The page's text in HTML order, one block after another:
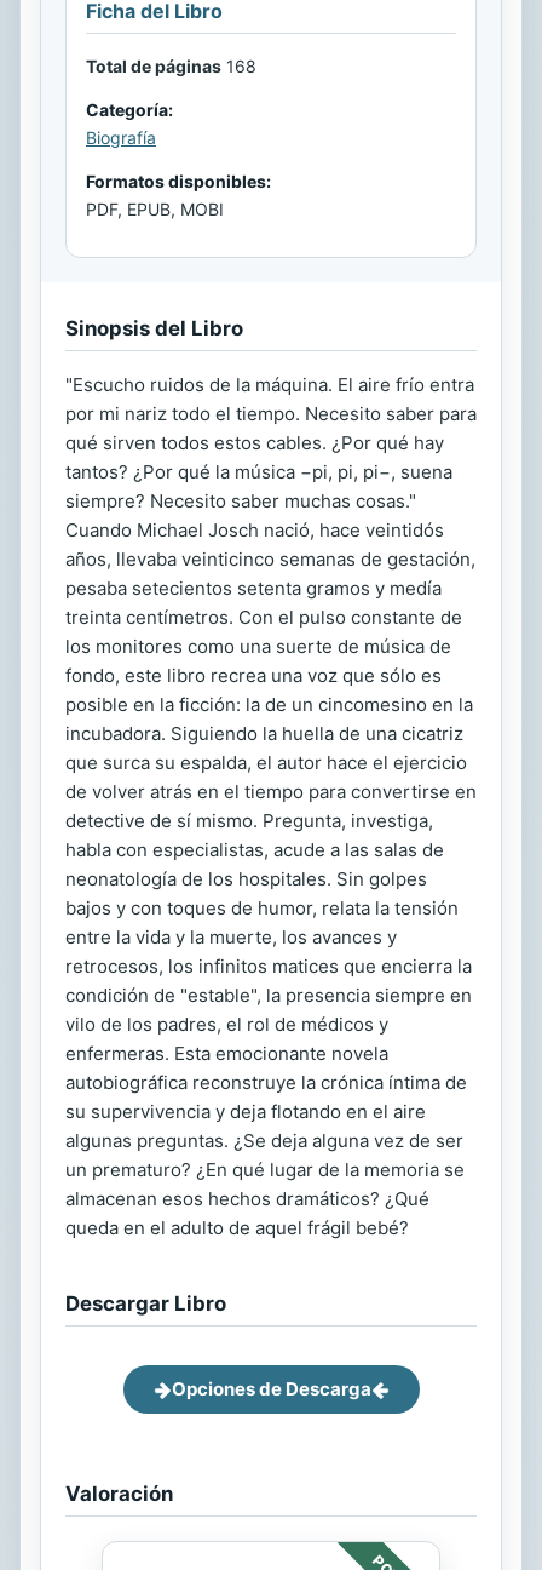
Ficha del Libro
Total de páginas 168
Categoría:
Biografía
Formatos disponibles:
PDF, EPUB, MOBI
Sinopsis del Libro
"Escucho ruidos de la máquina. El aire frío entra
por mi nariz todo el tiempo. Necesito saber para
qué sirven todos estos cables. ¿Por qué hay
tantos? ¿Por qué la música −pi, pi, pi−, suena
siempre? Necesito saber muchas cosas."
Cuando Michael Josch nació, hace veintidós
años, llevaba veinticinco semanas de gestación,
pesaba setecientos setenta gramos y medía
treinta centímetros. Con el pulso constante de
los monitores como una suerte de música de
fondo, este libro recrea una voz que sólo es
posible en la ficción: la de un cincomesino en la
incubadora. Siguiendo la huella de una cicatriz
que surca su espalda, el autor hace el ejercicio
de volver atrás en el tiempo para convertirse en
detective de sí mismo. Pregunta, investiga,
habla con especialistas, acude a las salas de
neonatología de los hospitales. Sin golpes
bajos y con toques de humor, relata la tensión
entre la vida y la muerte, los avances y
retrocesos, los infinitos matices que encierra la
condición de "estable", la presencia siempre en
vilo de los padres, el rol de médicos y
enfermeras. Esta emocionante novela
autobiográfica reconstruye la crónica íntima de
su supervivencia y deja flotando en el aire
algunas preguntas. ¿Se deja alguna vez de ser
un prematuro? ¿En qué lugar de la memoria se
almacenan esos hechos dramáticos? ¿Qué
queda en el adulto de aquel frágil bebé?
Descargar Libro
Opciones de Descarga
Valoración